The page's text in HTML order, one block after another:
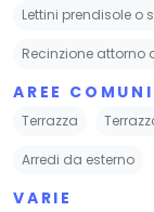
Lettini prendisole o
Recinzione attorno
AREE COMUNI
Terrazza
Arredi da esterno
VARIE